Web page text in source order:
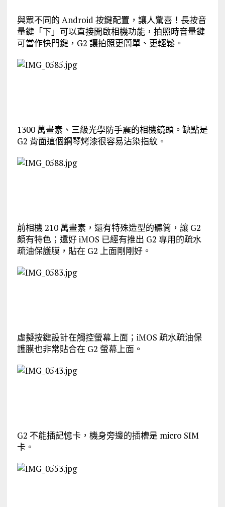
與眾不同的 Android 按鍵配置，讓人驚喜！長按音
量鍵「下」可以直接開啟相機功能，拍照時音量鍵
可當作快門鍵，G2 讓拍照更簡單、更輕鬆。
1300 萬畫素、三級光學防手震的相機鏡頭。缺點是
G2 背面這個鋼琴烤漆很容易沾染指紋。
前相機 210 萬畫素，還有特殊造型的聽筒，讓 G2
頗有特色；還好 iMOS 已經有推出 G2 專用的疏水
疏油保護膜，貼在 G2 上面剛剛好。
虛擬按鍵設計在觸控螢幕上面；iMOS 疏水疏油保
護膜也非常貼合在 G2 螢幕上面。
G2 不能插記憶卡，機身旁邊的插槽是 micro SIM
卡。